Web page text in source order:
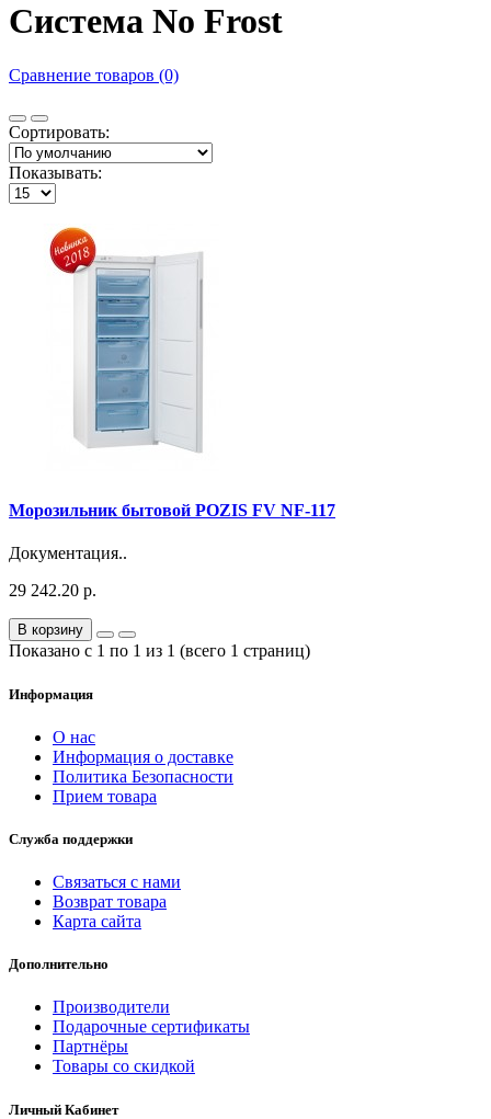
Система No Frost
Сравнение товаров (0)
Сортировать:
Показывать:
Морозильник бытовой POZIS FV NF-117
Документация..
29 242.20 р.
В корзину
Показано с 1 по 1 из 1 (всего 1 страниц)
Информация
О нас
Информация о доставке
Политика Безопасности
Прием товара
Служба поддержки
Связаться с нами
Возврат товара
Карта сайта
Дополнительно
Производители
Подарочные сертификаты
Партнёры
Товары со скидкой
Личный Кабинет